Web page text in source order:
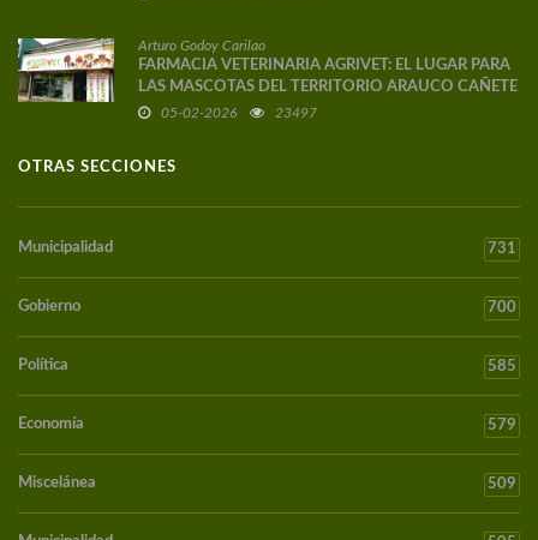
Arturo Godoy Carilao
FARMACIA VETERINARIA AGRIVET: EL LUGAR PARA
LAS MASCOTAS DEL TERRITORIO ARAUCO CAÑETE
05-02-2026 23497
OTRAS SECCIONES
Municipalidad 731
Gobierno 700
Política 585
Economía 579
Miscelánea 509